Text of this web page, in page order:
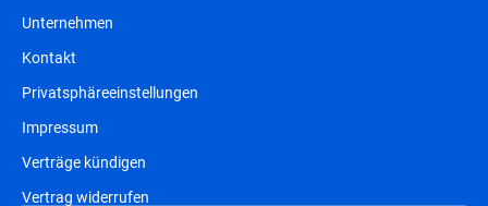
Unternehmen
Kontakt
Privatsphäreeinstellungen
Impressum
Verträge kündigen
Vertrag widerrufen